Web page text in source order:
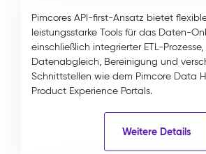
Pimcores API-first-Ansatz bietet
leistungsstarke Tools für das Daten-
einschließlich integrierter ETL-Prozesse,
Datenabgleich, Bereinigung und
Schnittstellen wie dem Pimcore Data
Product Experience Portals.
Weitere Details